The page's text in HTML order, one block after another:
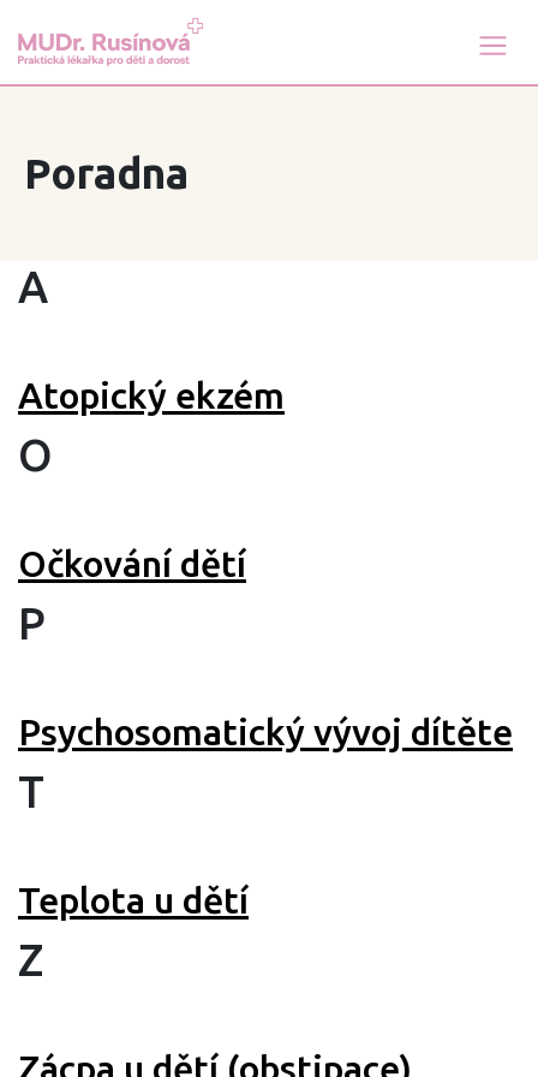
Poradna
A
Atopický ekzém
O
Očkování dětí
P
Psychosomatický vývoj dítěte
T
Teplota u dětí
Z
Zácpa u dětí (obstipace)